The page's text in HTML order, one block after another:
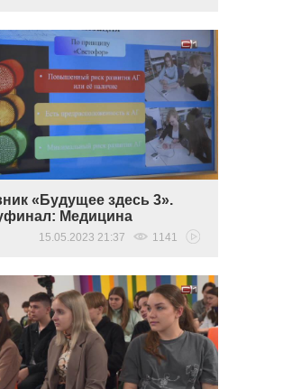
«Будущее здесь 3».
Медицина
15.05.2023 21:37 1141